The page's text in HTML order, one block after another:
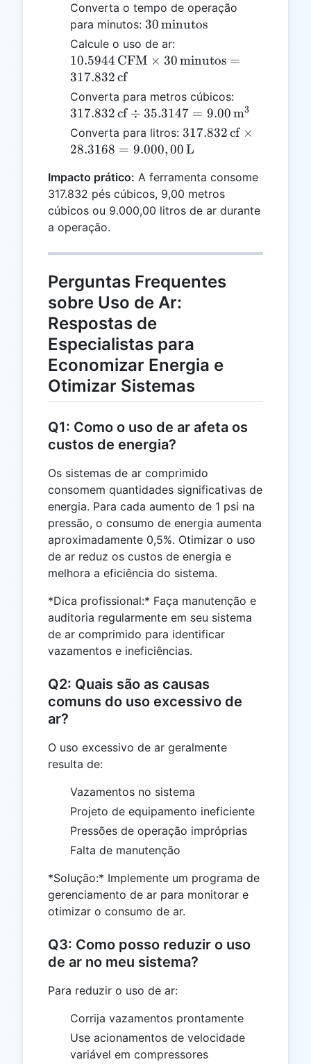
Converta o tempo de operação
para minutos: 30 \,
\text{minutos}
30minutos
Calcule o uso de ar:
\text{CFM}
\text{minutos}
= 317.832 \,
\text{cf}
10.5944 CFM × 30minutos =
317.832cf
Converta para metros cúbicos:
\text{cf}
\div
\text{m}^3
317.832cf ÷ 35.3147 = 9.00m3
Converta para litros: 317.832
\,
\times
28.3168
=
\text{L}
317.832cf ×
28.3168 = 9.000,00L
Impacto prático: A ferramenta consome
317.832 pés cúbicos, 9,00 metros
cúbicos ou 9.000,00 litros de ar durante
a operação.
Perguntas Frequentes
sobre Uso de Ar:
Respostas de
Especialistas para
Economizar Energia e
Otimizar Sistemas
Q1: Como o uso de ar afeta os
custos de energia?
Os sistemas de ar comprimido
consomem quantidades significativas de
energia. Para cada aumento de 1 psi na
pressão, o consumo de energia aumenta
aproximadamente 0,5%. Otimizar o uso
de ar reduz os custos de energia e
melhora a eficiência do sistema.
*Dica profissional:* Faça manutenção e
auditoria regularmente em seu sistema
de ar comprimido para identificar
vazamentos e ineficiências.
Q2: Quais são as causas
comuns do uso excessivo de
ar?
O uso excessivo de ar geralmente
resulta de:
Vazamentos no sistema
Projeto de equipamento ineficiente
Pressões de operação impróprias
Falta de manutenção
*Solução:* Implemente um programa de
gerenciamento de ar para monitorar e
otimizar o consumo de ar.
Q3: Como posso reduzir o uso
de ar no meu sistema?
Para reduzir o uso de ar:
Corrija vazamentos prontamente
Use acionamentos de velocidade
variável em compressores